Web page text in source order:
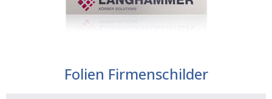
Folien Firmenschilder